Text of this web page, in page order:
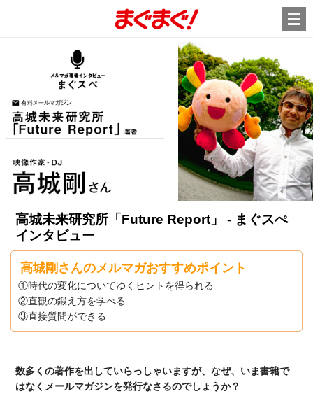
高城未来研究所「Future Report」 - まぐスぺ
インタビュー
高城剛さんのメルマガおすすめポイント
①時代の変化についてゆくヒントを得られる
②直観の鍛え方を学べる
③直接質問ができる
数多くの著作を出していらっしゃいますが、なぜ、いま書籍で
はなくメールマガジンを発行なさるのでしょうか？